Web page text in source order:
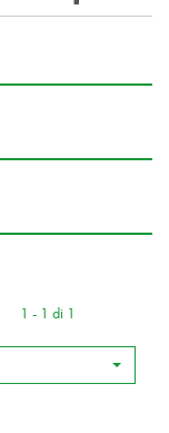
1 - 1 di 1